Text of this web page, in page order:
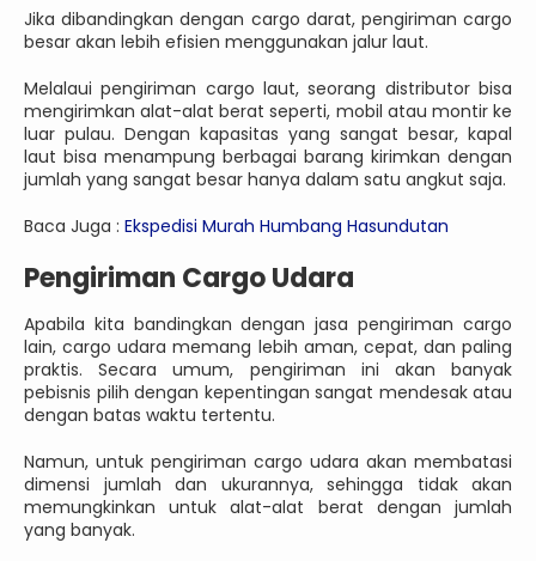
Jika dibandingkan dengan cargo darat, pengiriman cargo
besar akan lebih efisien menggunakan jalur laut.
Melalaui pengiriman cargo laut, seorang distributor bisa
mengirimkan alat-alat berat seperti, mobil atau montir ke
luar pulau. Dengan kapasitas yang sangat besar, kapal
laut bisa menampung berbagai barang kirimkan dengan
jumlah yang sangat besar hanya dalam satu angkut saja.
Baca Juga : Ekspedisi Murah Humbang Hasundutan
Pengiriman Cargo Udara
Apabila kita bandingkan dengan jasa pengiriman cargo
lain, cargo udara memang lebih aman, cepat, dan paling
praktis. Secara umum, pengiriman ini akan banyak
pebisnis pilih dengan kepentingan sangat mendesak atau
dengan batas waktu tertentu.
Namun, untuk pengiriman cargo udara akan membatasi
dimensi jumlah dan ukurannya, sehingga tidak akan
memungkinkan untuk alat-alat berat dengan jumlah
yang banyak.